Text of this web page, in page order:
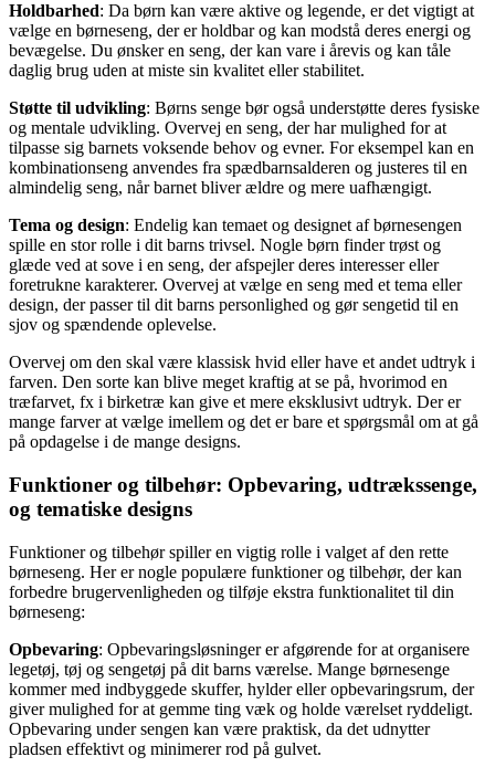
Holdbarhed: Da børn kan være aktive og legende, er det vigtigt at
vælge en børneseng, der er holdbar og kan modstå deres energi og
bevægelse. Du ønsker en seng, der kan vare i årevis og kan tåle
daglig brug uden at miste sin kvalitet eller stabilitet.
Støtte til udvikling: Børns senge bør også understøtte deres fysiske
og mentale udvikling. Overvej en seng, der har mulighed for at
tilpasse sig barnets voksende behov og evner. For eksempel kan en
kombinationseng anvendes fra spædbarnsalderen og justeres til en
almindelig seng, når barnet bliver ældre og mere uafhængigt.
Tema og design: Endelig kan temaet og designet af børnesengen
spille en stor rolle i dit barns trivsel. Nogle børn finder trøst og
glæde ved at sove i en seng, der afspejler deres interesser eller
foretrukne karakterer. Overvej at vælge en seng med et tema eller
design, der passer til dit barns personlighed og gør sengetid til en
sjov og spændende oplevelse.
Overvej om den skal være klassisk hvid eller have et andet udtryk i
farven. Den sorte kan blive meget kraftig at se på, hvorimod en
træfarvet, fx i birketræ kan give et mere eksklusivt udtryk. Der er
mange farver at vælge imellem og det er bare et spørgsmål om at gå
på opdagelse i de mange designs.
Funktioner og tilbehør: Opbevaring, udtrækssenge,
og tematiske designs
Funktioner og tilbehør spiller en vigtig rolle i valget af den rette
børneseng. Her er nogle populære funktioner og tilbehør, der kan
forbedre brugervenligheden og tilføje ekstra funktionalitet til din
børneseng:
Opbevaring: Opbevaringsløsninger er afgørende for at organisere
legetøj, tøj og sengetøj på dit barns værelse. Mange børnesenge
kommer med indbyggede skuffer, hylder eller opbevaringsrum, der
giver mulighed for at gemme ting væk og holde værelset ryddeligt.
Opbevaring under sengen kan være praktisk, da det udnytter
pladsen effektivt og minimerer rod på gulvet.